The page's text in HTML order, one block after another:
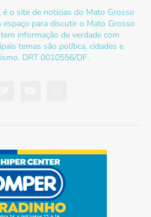
o site de notícias do Mato Grosso
para discutir o Mato Grosso
informação de verdade com
temas são política, cidades e
DRT 0010556/DF.